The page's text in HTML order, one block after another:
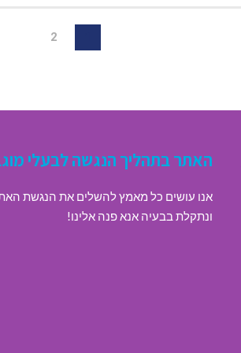
2
האתר בתהליך הנגשה לבעלי
אנו עושים כל מאמץ להשלים את הנגשת
ונתקלת בבעיה אנא פנה אלינו!